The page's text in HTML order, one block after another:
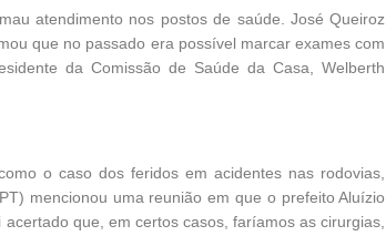
atendimento nos postos de saúde. José Queiroz
que no passado era possível marcar exames com
da Comissão de Saúde da Casa, Welberth
o caso dos feridos em acidentes nas rodovias,
mencionou uma reunião em que o prefeito Aluízio
que, em certos casos, faríamos as cirurgias,